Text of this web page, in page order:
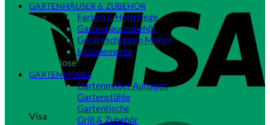
Visa
GARTENHÄUSER & ZUBEHÖR
Farben & Holzpflege
Gartenhauszubehör
Geräteschuppen Metall
Holzelemente
Close
GARTENMÖBEL
Gartenmöbel-Auflagen
Gartenstühle
Gartentische
Grill & Zubehör